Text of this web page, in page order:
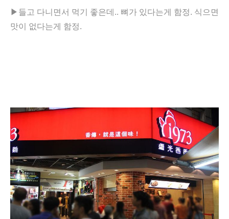
▶ 들고 다니면서 먹기 좋은데.. 뼈가 있다는게 함정. 식으면
맛이 없다는게 함정.